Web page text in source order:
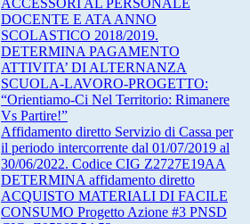
ACCESSORI AL PERSONALE
DOCENTE E ATA ANNO
SCOLASTICO 2018/2019.
DETERMINA PAGAMENTO
ATTIVITA’ DI ALTERNANZA
SCUOLA-LAVORO-PROGETTO:
“Orientiamo-Ci Nel Territorio: Rimanere
Vs Partire!”
Affidamento diretto Servizio di Cassa per
il periodo intercorrente dal 01/07/2019 al
30/06/2022. Codice CIG Z2727E19AA
DETERMINA affidamento diretto
ACQUISTO MATERIALI DI FACILE
CONSUMO Progetto Azione #3 PNSD